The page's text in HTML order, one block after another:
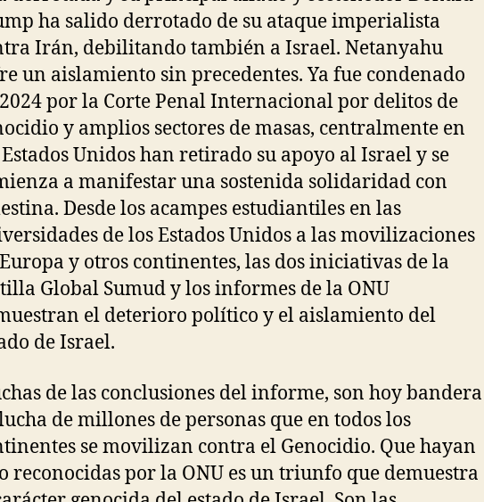
ha salido derrotado de su ataque imperialista
Irán, debilitando también a Israel. Netanyahu
un aislamiento sin precedentes. Ya fue condenado
por la Corte Penal Internacional por delitos de
y amplios sectores de masas, centralmente en
Unidos han retirado su apoyo al Israel y se
a manifestar una sostenida solidaridad con
Desde los acampes estudiantiles en las
de los Estados Unidos a las movilizaciones
y otros continentes, las dos iniciativas de la
Global Sumud y los informes de la ONU
el deterioro político y el aislamiento del
de Israel.
de las conclusiones del informe, son hoy bandera
de millones de personas que en todos los
se movilizan contra el Genocidio. Que hayan
reconocidas por la ONU es un triunfo que demuestra